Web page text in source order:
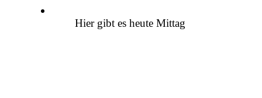
Hier gibt es heute Mittag